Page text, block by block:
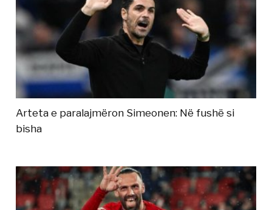
Arteta e paralajmëron Simeonen: Në fushë si
bisha